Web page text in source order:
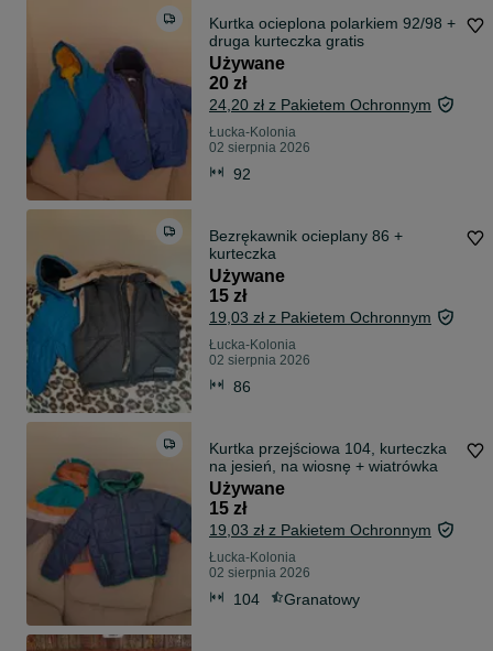
Kurtka ocieplona polarkiem 92/98 +
druga kurteczka gratis
Używane
20 zł
24,20 zł z Pakietem Ochronnym
Łucka-Kolonia
02 sierpnia 2026
92
Bezrękawnik ocieplany 86 +
kurteczka
Używane
15 zł
19,03 zł z Pakietem Ochronnym
Łucka-Kolonia
02 sierpnia 2026
86
Kurtka przejściowa 104, kurteczka
na jesień, na wiosnę + wiatrówka
Używane
15 zł
19,03 zł z Pakietem Ochronnym
Łucka-Kolonia
02 sierpnia 2026
104 Granatowy